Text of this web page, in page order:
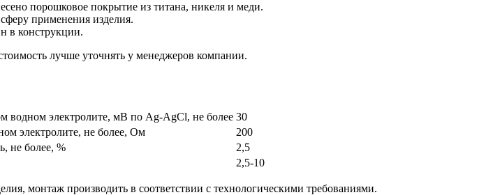
порошковое покрытие из титана, никеля и меди.
применения изделия.
в конструкции.
лучше уточнять у менеджеров компании.
водном электролите, мВ по Ag-AgCl, не более 30
электролите, не более, Ом
200
не более, %
2,5
2,5-10
монтаж производить в соответствии с технологическими требованиями.